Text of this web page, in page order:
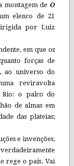
montagem deO
elenco de 21
por Luiz
em que os
forças de
ao universo do
reviravolta
Rio: o palco do
de almas em
das plateias;
e invenções,
rege o país. Vai